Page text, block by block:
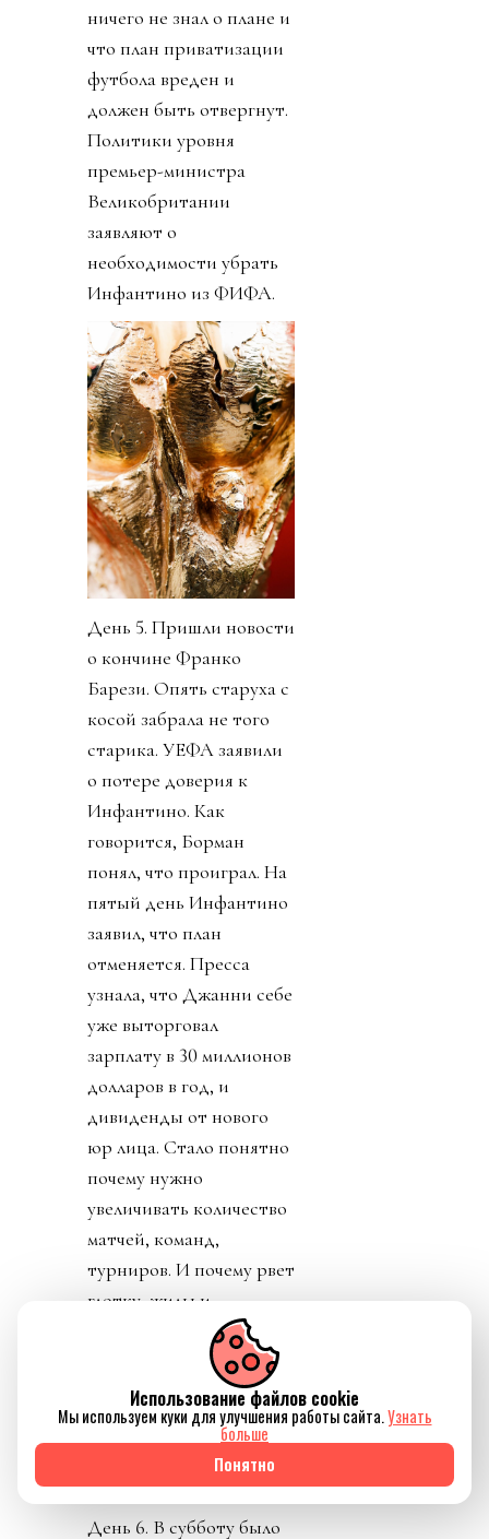
ничего не знал о плане и
что план приватизации
футбола вреден и
должен быть отвергнут.
Политики уровня
премьер-министра
Великобритании
заявляют о
необходимости убрать
Инфантино из ФИФА.
День 5. Пришли новости
о кончине Франко
Барези. Опять старуха с
косой забрала не того
старика. УЕФА заявили
о потере доверия к
Инфантино. Как
говорится, Борман
понял, что проиграл. На
пятый день Инфантино
заявил, что план
отменяется. Пресса
узнала, что Джанни себе
уже выторговал
зарплату в 30 миллионов
долларов в год, и
дивиденды от нового
юр лица. Стало понятно
почему нужно
увеличивать количество
матчей, команд,
турниров. И почему рвет
глотку, жилы и
отверстия в своем теле
Конфедерации же
начали объединяться
против заговора
президента ФИФА.
День 6. В субботу было
Использование файлов cookie
Мы используем куки для улучшения работы сайта.Узнать
больше
Понятно